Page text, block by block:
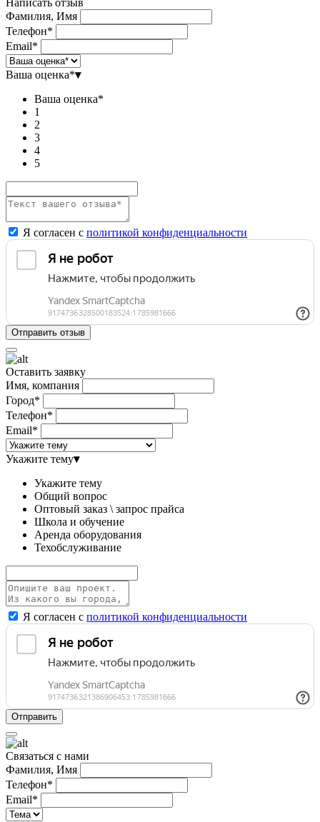
Фамилия, Имя
Телефон*
Email*
Ваша оценка*▾
Ваша оценка*
1
2
3
4
5
Я согласен с политикой конфиденциальности
Оставить заявку
Имя, компания
Город*
Телефон*
Email*
Укажите тему▾
Укажите тему
Общий вопрос
Оптовый заказ \ запрос прайса
Школа и обучение
Аренда оборудования
Техобслуживание
Я согласен с политикой конфиденциальности
Связаться с нами
Фамилия, Имя
Телефон*
Email*